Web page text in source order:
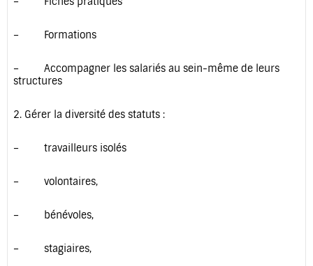
– Formations
– Accompagner les salariés au sein-même de leurs
structures
2. Gérer la diversité des statuts :
– travailleurs isolés
– volontaires,
– bénévoles,
– stagiaires,